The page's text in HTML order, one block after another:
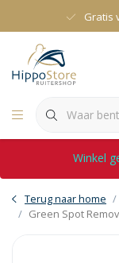
Gratis
Winkel
Terug naar home
Green Spot